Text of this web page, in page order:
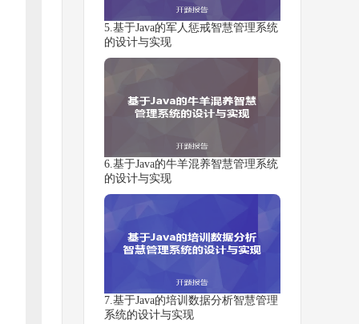
5.基于Java的军人惩戒智慧管理系统
的设计与实现
6.基于Java的牛羊混养智慧管理系统
的设计与实现
7.基于Java的培训数据分析智慧管理
系统的设计与实现